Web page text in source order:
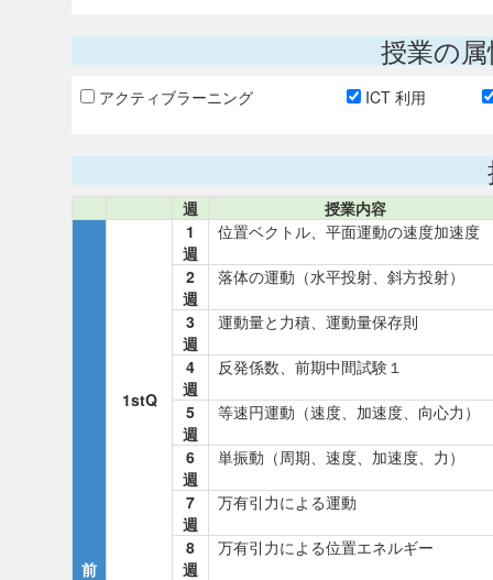
授業の
アクティブラーニング ICT 利用
週 授業内容
前
1stQ
1
週
位置ベクトル、平面運動の速度加速度
2
週
落体の運動（水平投射、斜方投射）
3
週
運動量と力積、運動量保存則
4
週
反発係数、前期中間試験１
5
週
等速円運動（速度、加速度、向心力）
6
週
単振動（周期、速度、加速度、力）
7
週
万有引力による運動
8
週
万有引力による位置エネルギー